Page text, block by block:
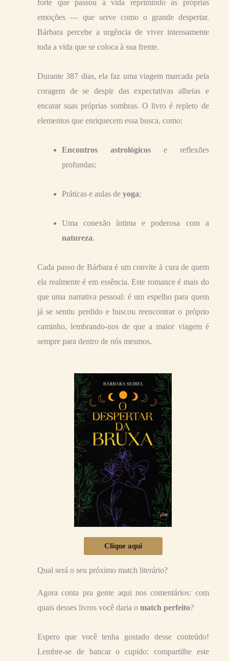
forte que passou a vida reprimindo as próprias
emoções — que serve como o grande despertar.
Bárbara percebe a urgência de viver intensamente
toda a vida que se coloca à sua frente.
Durante 387 dias, ela faz uma viagem marcada pela
coragem de se despir das expectativas alheias e
encarar suas próprias sombras. O livro é repleto de
elementos que enriquecem essa busca, como:
Encontros astrológicose reflexões
profundas;
Práticas e aulas de yoga;
Uma conexão íntima e poderosa com a
natureza.
Cada passo de Bárbara é um convite à cura de quem
ela realmente é em essência. Este romance é mais do
que uma narrativa pessoal: é um espelho para quem
já se sentiu perdido e buscou reencontrar o próprio
caminho, lembrando-nos de que a maior viagem é
sempre para dentro de nós mesmos.
Clique aqui
Qual será o seu próximo match literário?
Agora conta pra gente aqui nos comentários: com
quais desses livros você daria o match perfeito?
Espero que você tenha gostado desse conteúdo!
Lembre-se de bancar o cupido: compartilhe este